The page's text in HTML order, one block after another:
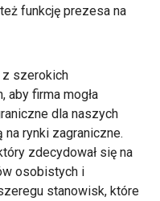
funkcję prezesa na
z szerokich
aby firma mogła
dla naszych
rynki zagraniczne.
zdecydował się na
osobistych i
stanowisk, które